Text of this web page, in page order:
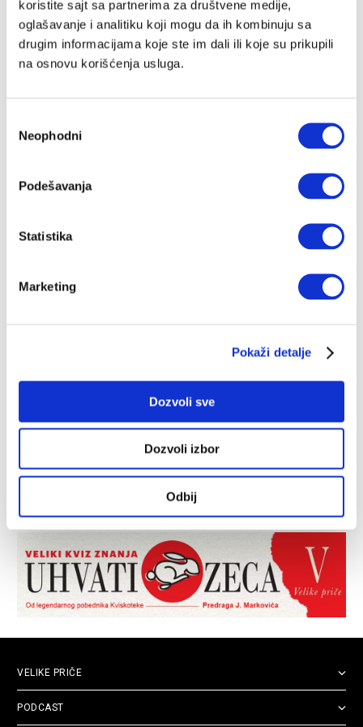
koristite sajt sa partnerima za društvene medije,
oglašavanje i analitiku koji mogu da ih kombinuju sa
drugim informacijama koje ste im dali ili koje su prikupili
na osnovu korišćenja usluga.
сагласности
Neophodni
Podešavanja
Statistika
Marketing
Pokaži detalje
Dozvoli sve
Dozvoli izbor
Odbij
VELIKE PRIČE
PODCAST